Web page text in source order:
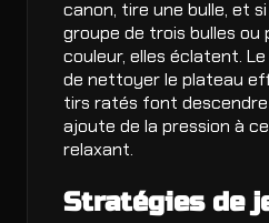
canon, tire une bulle, et
groupe de trois bulles ou
couleur, elles éclatent.
de nettoyer le plateau
tirs ratés font descendre
ajoute de la pression à
relaxant.
Stratégies de